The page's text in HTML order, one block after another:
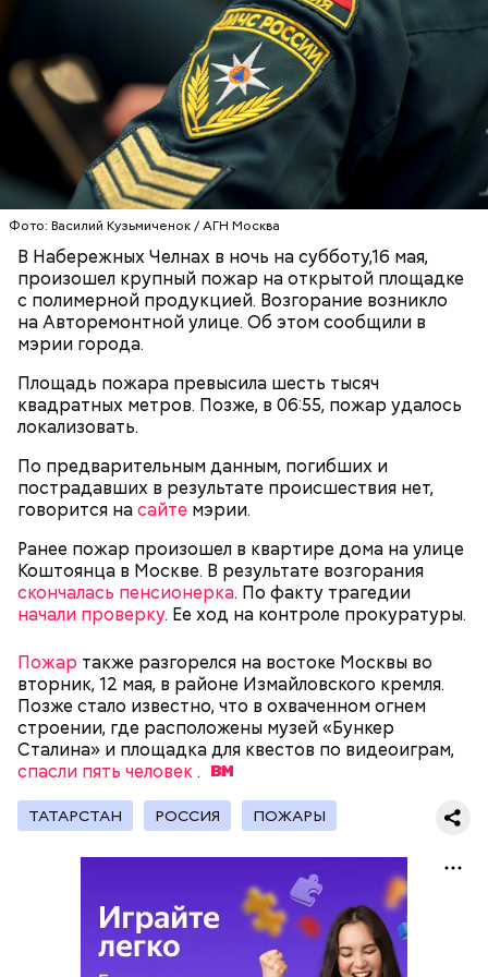
Фото: Василий Кузьмиченок / АГН Москва
В Набережных Челнах в ночь на субботу,16 мая,
произошел крупный пожар на открытой площадке
с полимерной продукцией. Возгорание возникло
на Авторемонтной улице. Об этом сообщили в
мэрии города.
Площадь пожара превысила шесть тысяч
квадратных метров. Позже, в 06:55, пожар удалось
локализовать.
По предварительным данным, погибших и
пострадавших в результате происшествия нет,
говорится насайте мэрии.
Ранее пожар произошел в квартире дома на улице
Коштоянца в Москве. В результате возгорания
скончалась пенсионерка. По факту трагедии
начали проверку. Ее ход на контроле прокуратуры.
Пожар также разгорелся на востоке Москвы во
вторник, 12 мая, в районе Измайловского кремля.
Позже стало известно, что в охваченном огнем
строении, где расположены музей «Бункер
Сталина» и площадка для квестов по видеоиграм,
спасли пять человек.
ТАТАРСТАН РОССИЯ ПОЖАРЫ
предпринимателем, осуществлял
предпринимательскую деятельность в области
продажи и размещения рекламы в социальных
сетях. С целью сокрытия своих доходов часть
денежных средств от спонсоров розыгрышей,
покупателей различных мотивационных курсов и
прогнозов ставок на спорт Гасанов получал на
свои личные лицевые счета как физического лица, а
счета, — пояснили вмосковской прокуратуре
Родственники обналичивали деньги и возвращали
их Гасанову. А чтобы пользоваться деньгами и не
вызвать подозрений у налоговой, Гасанов либо
распределял их между еще несколькими счетами,
либопокупал на них квартиры
Блогеру грозило до семи лет лишения свободы.
Первой жертвой Миссюры была его девушка.
Именно на ней молодой человек впервые испытал
химикаты, купленные в интернет-магазине. 13
января 2024 года он подсыпал дихлорэтан в
коктейль возлюбленной, отчего у нее случился
Следующим подопытным стал друг детства
Миссюры Константин. 3 февраля того же года,
когда молодые люди ехали вместе в машине,
подозреваемый угостил приятеля морсом с
этиленгликолем. Через два дня Константин умер в
больнице.
— Мы съездили за витаминами, вернулись обратно,
поднялись домой. У него ухудшилось самочувствие
через сутки... Его увезли в больницу,
реанимировали, и там он скончался, — рассказывал
Миссюра на допросе.
Видео: пресс-служба ГСУ СК по Московской области